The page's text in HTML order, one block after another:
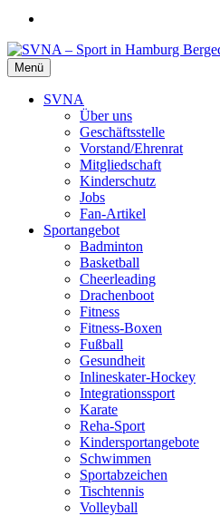
SVNA – Sport in Hamburg Bergedorf
Der Sportverein für die ganze Familie
Menü
SVNA
Über uns
Geschäftsstelle
Vorstand/Ehrenrat
Mitgliedschaft
Kinderschutz
Jobs
Fan-Artikel
Sportangebot
Badminton
Basketball
Cheerleading
Drachenboot
Fitness
Fitness-Boxen
Fußball
Gesundheit
Inlineskater-Hockey
Integrationssport
Karate
Reha-Sport
Kindersportangebote
Schwimmen
Sportabzeichen
Tischtennis
Volleyball